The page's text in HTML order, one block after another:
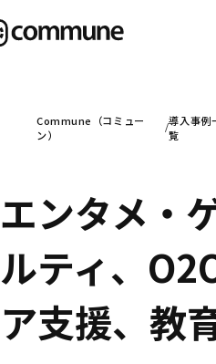
Commune（コミュー
ン）
導入事例
覧
エンタメ・
ルティ、
ア支援、教